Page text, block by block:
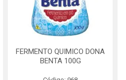
FERMENTO QUIMICO DONA
BENTA 100G